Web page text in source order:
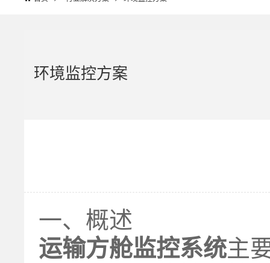
环境监控方案
一、概述
运输方舱监控系统主